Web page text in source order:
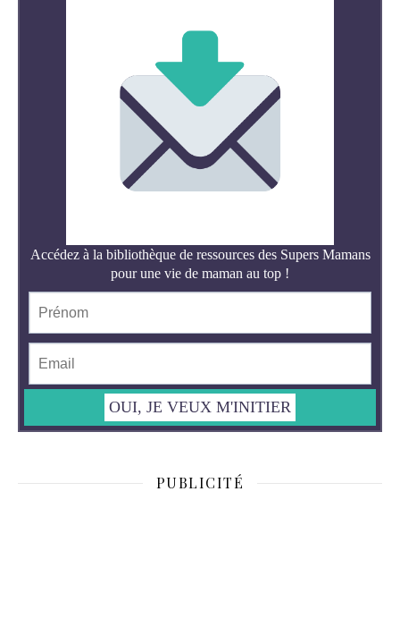
PUBLICITÉ